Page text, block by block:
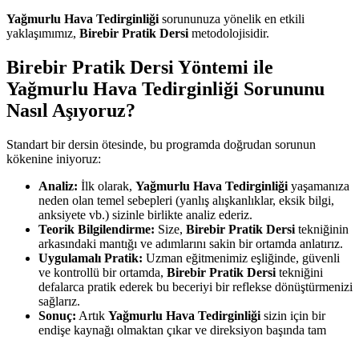
Yağmurlu Hava Tedirginliği sorununuza yönelik en etkili
yaklaşımımız, Birebir Pratik Dersi metodolojisidir.
Birebir Pratik Dersi Yöntemi ile
Yağmurlu Hava Tedirginliği Sorununu
Nasıl Aşıyoruz?
Standart bir dersin ötesinde, bu programda doğrudan sorunun
kökenine iniyoruz:
Analiz: İlk olarak, Yağmurlu Hava Tedirginliği yaşamanıza
neden olan temel sebepleri (yanlış alışkanlıklar, eksik bilgi,
anksiyete vb.) sizinle birlikte analiz ederiz.
Teorik Bilgilendirme: Size, Birebir Pratik Dersi tekniğinin
arkasındaki mantığı ve adımlarını sakin bir ortamda anlatırız.
Uygulamalı Pratik: Uzman eğitmenimiz eşliğinde, güvenli
ve kontrollü bir ortamda, Birebir Pratik Dersi tekniğini
defalarca pratik ederek bu beceriyi bir reflekse dönüştürmenizi
sağlarız.
Sonuç: Artık Yağmurlu Hava Tedirginliği sizin için bir
endişe kaynağı olmaktan çıkar ve direksiyon başında tam